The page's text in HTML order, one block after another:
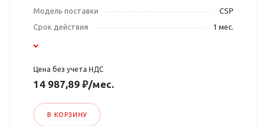
Модель поставки
CSP
Срок действия
1 мес.
Цена без учета НДС
14 987,89 ₽/мес.
В КОРЗИНУ